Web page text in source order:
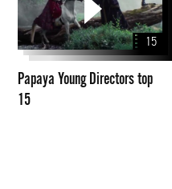
Directors
top
15
15
Papaya Young Directors top
15